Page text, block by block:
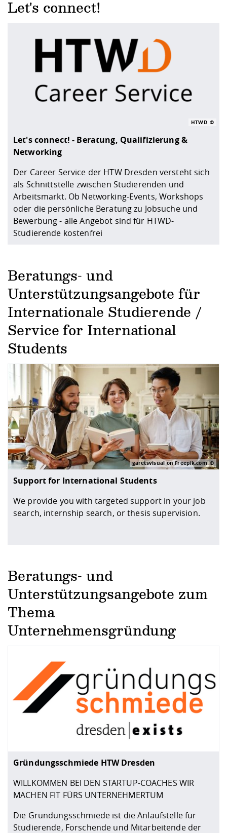
Let's connect!
Let's connect! - Beratung, Qualifizierung &
Networking
Der Career Service der HTW Dresden versteht sich
als Schnittstelle zwischen Studierenden und
Arbeitsmarkt. Ob Networking-Events, Workshops
oder die persönliche Beratung zu Jobsuche und
Bewerbung - alle Angebot sind für HTWD-
Studierende kostenfrei
HTWD
Beratungs- und
Unterstützungsangebote für
Internationale Studierende /
Service for International
Students
Support for International Students
We provide you with targeted support in your job
search, internship search, or thesis supervision.
garetsvisual on Freepik.com
Beratungs- und
Unterstützungsangebote zum
Thema
Unternehmensgründung
Gründungsschmiede HTW Dresden
WILLKOMMEN BEI DEN STARTUP-COACHES WIR
MACHEN FIT FÜRS UNTERNEHMERTUM
Die Gründungsschmiede ist die Anlaufstelle für
Studierende, Forschende und Mitarbeitende der